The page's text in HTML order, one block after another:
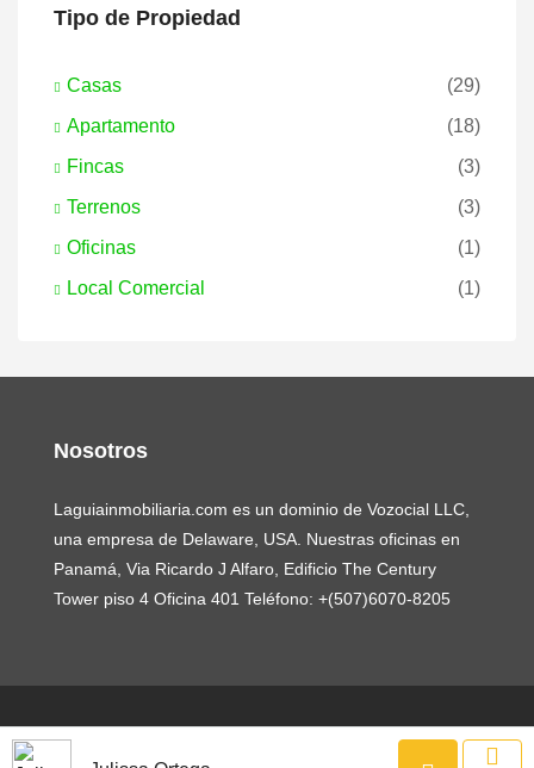
Tipo de Propiedad
Casas
(29)
Apartamento
(18)
Fincas
(3)
Terrenos
(3)
Oficinas
(1)
Local Comercial
(1)
Nosotros
Laguiainmobiliaria.com es un dominio de Vozocial LLC,
una empresa de Delaware, USA. Nuestras oficinas en
Panamá, Via Ricardo J Alfaro, Edificio The Century
Tower piso 4 Oficina 401 Teléfono: +(507)6070-8205
© Laguiainmobiliaria.com | Copyright © 2017